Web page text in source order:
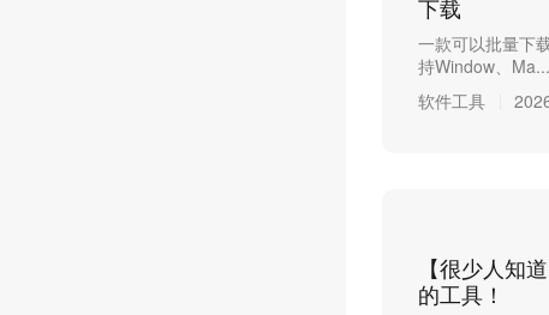
下载
一款可以批量下
持Window、Ma...
软件工具
【很少人知
的工具！